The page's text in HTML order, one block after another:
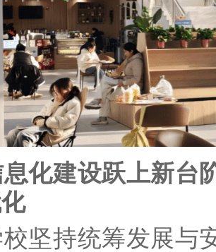
化建设跃上新台
坚持统筹发展与